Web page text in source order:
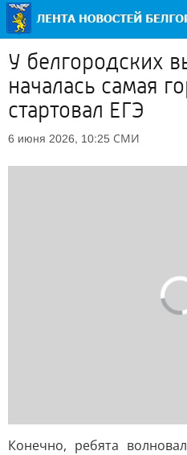
У белгородских
началась самая
стартовал ЕГЭ
6 июня 2026, 10:25 СМИ
Конечно, ребята